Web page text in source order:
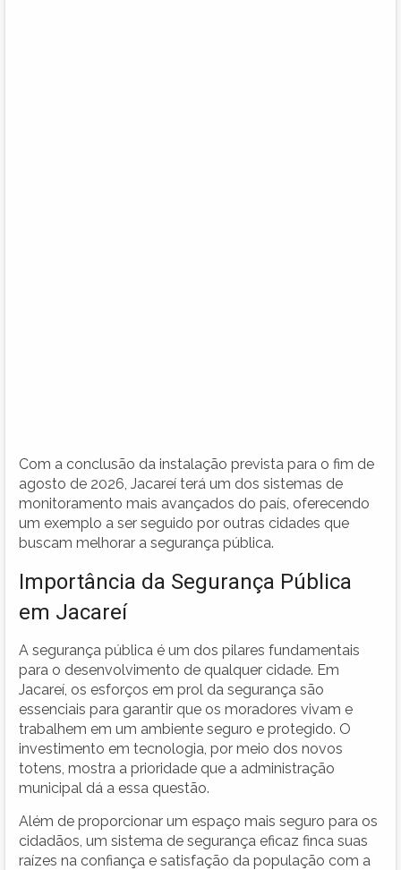
Com a conclusão da instalação prevista para o fim de
agosto de 2026, Jacareí terá um dos sistemas de
monitoramento mais avançados do país, oferecendo
um exemplo a ser seguido por outras cidades que
buscam melhorar a segurança pública.
Importância da Segurança Pública
em Jacareí
A segurança pública é um dos pilares fundamentais
para o desenvolvimento de qualquer cidade. Em
Jacareí, os esforços em prol da segurança são
essenciais para garantir que os moradores vivam e
trabalhem em um ambiente seguro e protegido. O
investimento em tecnologia, por meio dos novos
totens, mostra a prioridade que a administração
municipal dá a essa questão.
Além de proporcionar um espaço mais seguro para os
cidadãos, um sistema de segurança eficaz finca suas
raízes na confiança e satisfação da população com a